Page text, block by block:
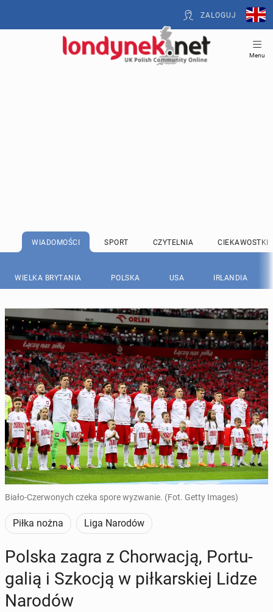
ZALOGUJ
Menu
WIADOMOŚCI SPORT CZYTELNIA CIEKAWOSTKI
WIELKA BRYTANIA POLSKA USA IRLANDIA
Biało-Czerwonych czeka spore wyzwanie. (Fot. Getty Images)
Piłka nożna Liga Narodów
Polska zagra z Chor­wa­cją, Por­tu­
ga­lią i Szkocją w pił­kar­skiej Lidze
Narodów